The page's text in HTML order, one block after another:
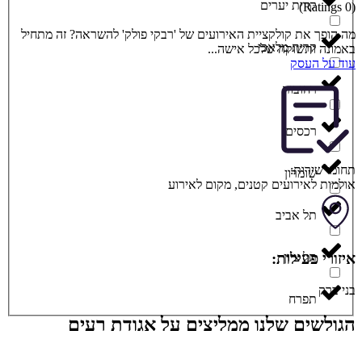
קרית יערים
קרית מלאכי
רחובות
רכסים
שומרון
תל אביב
תל ציון
תפרח
(0 Ratings)
מה הופך את קולקציית האירועים של 'רבקי פולק' להשראה? זה מתחיל
באמונה ותשוקה שלכל אישה...
עוד על העסק
תחומי שירות:
אולמות לאירועים קטנים, מקום לאירוע
איזורי פעילות:
בני ברק
הגולשים שלנו ממליצים על אגודת רעים